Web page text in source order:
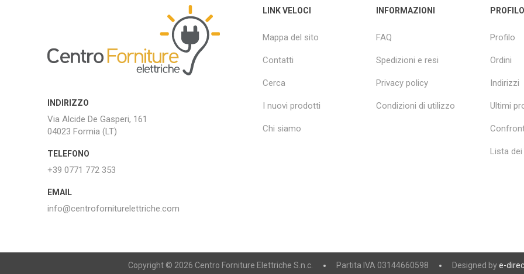
INDIRIZZO
Via Alcide De Gasperi, 161
04023 Formia (LT)
TELEFONO
+39 0771 772 353
EMAIL
info@centroforniturelettriche.com
LINK VELOCI
Mappa del sito
Contatti
Cerca
I nuovi prodotti
Chi siamo
INFORMAZIONI
FAQ
Spedizioni e resi
Privacy policy
Condizioni di utilizzo
PROFILO
Profilo
Ordini
Indirizzi
Ultimi
Lista
Copyright © 2026 Centro Forniture Elettriche S.n.c. Partita IVA 03144660598 Designed bye-